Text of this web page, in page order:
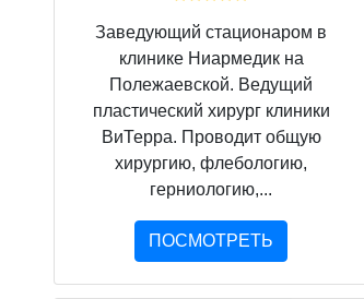
Заведующий стационаром в
клинике Ниармедик на
Полежаевской. Ведущий
пластический хирург клиники
ВиТерра. Проводит общую
хирургию, флебологию,
герниологию,...
ПОСМОТРЕТЬ